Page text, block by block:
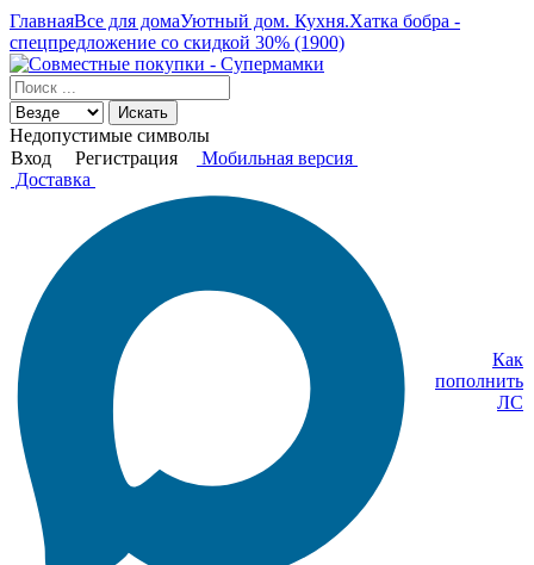
ГлавнаяВсе для домаУютный дом. Кухня.Хатка бобра -
спецпредложение со скидкой 30% (1900)
Искать
Недопустимые символы
Вход
Регистрация
Мобильная версия
Доставка
Как
пополнить
ЛС